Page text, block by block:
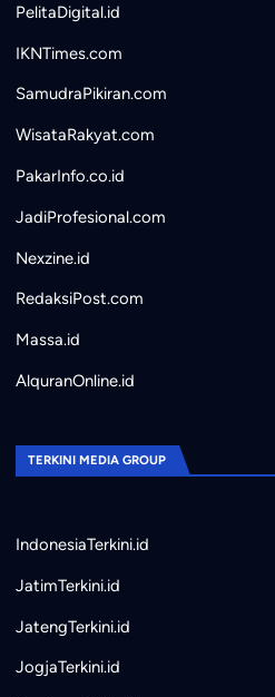
PelitaDigital.id
IKNTimes.com
SamudraPikiran.com
WisataRakyat.com
PakarInfo.co.id
JadiProfesional.com
Nexzine.id
RedaksiPost.com
Massa.id
AlquranOnline.id
TERKINI MEDIA GROUP
IndonesiaTerkini.id
JatimTerkini.id
JatengTerkini.id
JogjaTerkini.id